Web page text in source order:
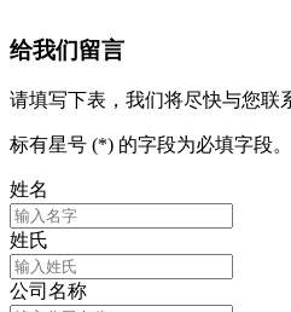
给我们留言
请填写下表，我们将尽快与您联
标有星号 (*) 的字段为必填字段。
姓名
姓氏
公司名称